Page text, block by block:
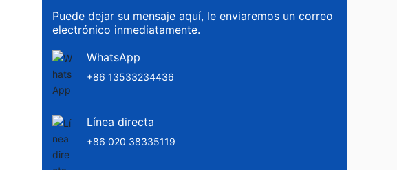
Puede dejar su mensaje aquí, le enviaremos un correo
electrónico inmediatamente.
WhatsApp
+86 13533234436
Línea directa
+86 020 38335119